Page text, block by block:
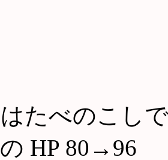
はたべのこし
の HP 80→96